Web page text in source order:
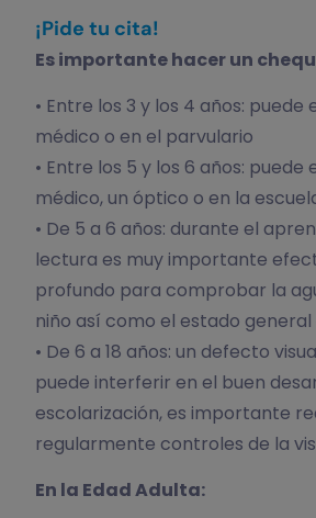
¡Pide tu cita!
Es importante hacer un
• Entre los 3 y los 4 años:
médico o en el parvulario
• Entre los 5 y los 6 años:
médico, un óptico o en la
• De 5 a 6 años: durante el
lectura es muy importante
profundo para comprobar la
niño así como el estado general
• De 6 a 18 años: un defecto
puede interferir en el buen
escolarización, es importante
regularmente controles de la
En la Edad Adulta: